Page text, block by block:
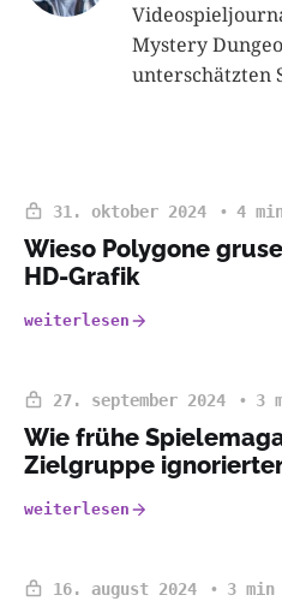
Mystery
unterschätzten
31. oktober 2024 4
Wieso Polygone
HD-Grafik
weiterlesen
27. september 2024 3
Wie frühe
Zielgruppe
weiterlesen
16. august 2024 3 min